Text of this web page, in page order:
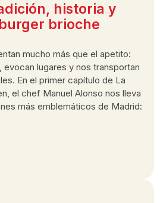
historia y
brioche
mucho más que el apetito:
lugares y nos transportan
En el primer capítulo de La
el chef Manuel Alonso nos lleva
más emblemáticos de Madrid: